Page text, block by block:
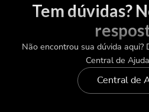
Tem dúvidas?
Não encontrou sua dúvida aqui?
Central de
Central de